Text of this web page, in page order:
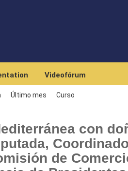
Videofórum
Último mes Curso
con
de